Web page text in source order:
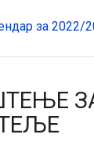
за 2022/